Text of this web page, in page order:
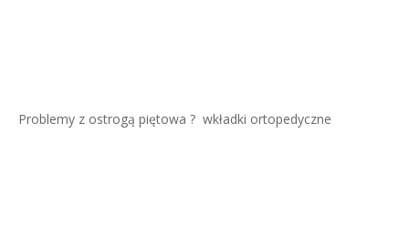
Problemy z ostrogą piętowa ? wkładki ortopedyczne